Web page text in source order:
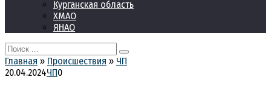
Курганская область
ХМАО
ЯНАО
Search
for:
Главная » Происшествия » ЧП
20.04.2024ЧП0